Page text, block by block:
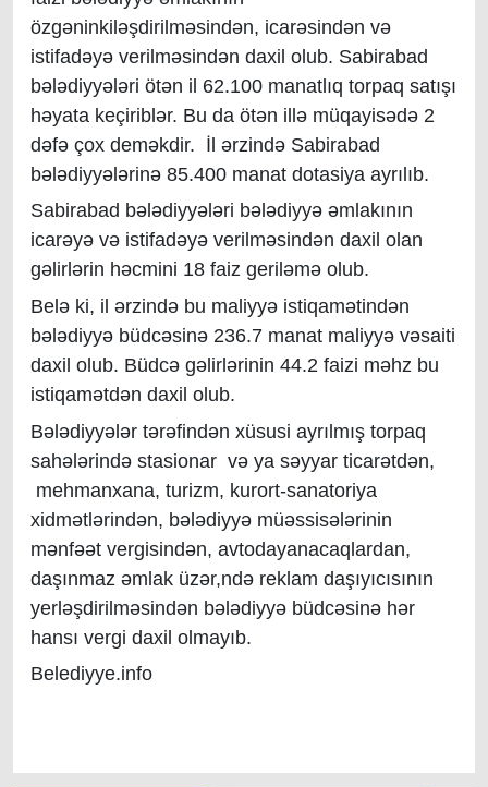
özgəninkiləşdirilməsindən, icarəsindən və
istifadəyə verilməsindən daxil olub. Sabirabad
bələdiyyələri ötən il 62.100 manatlıq torpaq satışı
həyata keçiriblər. Bu da ötən illə müqayisədə 2
dəfə çox deməkdir. İl ərzində Sabirabad
bələdiyyələrinə 85.400 manat dotasiya ayrılıb.
Sabirabad bələdiyyələri bələdiyyə əmlakının
icarəyə və istifadəyə verilməsindən daxil olan
gəlirlərin həcmini 18 faiz geriləmə olub.
Belə ki, il ərzində bu maliyyə istiqamətindən
bələdiyyə büdcəsinə 236.7 manat maliyyə vəsaiti
daxil olub. Büdcə gəlirlərinin 44.2 faizi məhz bu
istiqamətdən daxil olub.
Bələdiyyələr tərəfindən xüsusi ayrılmış torpaq
sahələrində stasionar və ya səyyar ticarətdən,
mehmanxana, turizm, kurort-sanatoriya
xidmətlərindən, bələdiyyə müəssisələrinin
mənfəət vergisindən, avtodayanacaqlardan,
daşınmaz əmlak üzər,ndə reklam daşıyıcısının
yerləşdirilməsindən bələdiyyə büdcəsinə hər
hansı vergi daxil olmayıb.
Belediyye.info